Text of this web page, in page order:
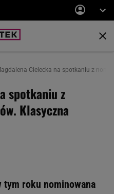
Cielecka na spotkaniu z
spotkaniu z
Klasyczna
tym roku nominowana